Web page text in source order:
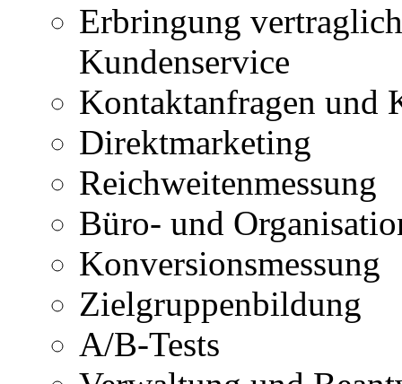
Erbringung
Kundenservice
Kontaktanfragen und
Direktmarketing
Reichweitenmessung
Büro- und
Konversionsmessung
Zielgruppenbildung
A/B-Tests